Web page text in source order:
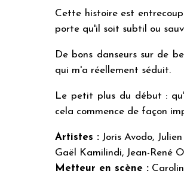
Cette histoire est
porte qu'il soit subtil ou
De bons danseurs sur de
qui m'a réellement séduit.
Le petit plus du début :
cela commence de façon
Artistes : Joris Avodo,
Gaël Kamilindi, Jean-René
Metteur en scène :